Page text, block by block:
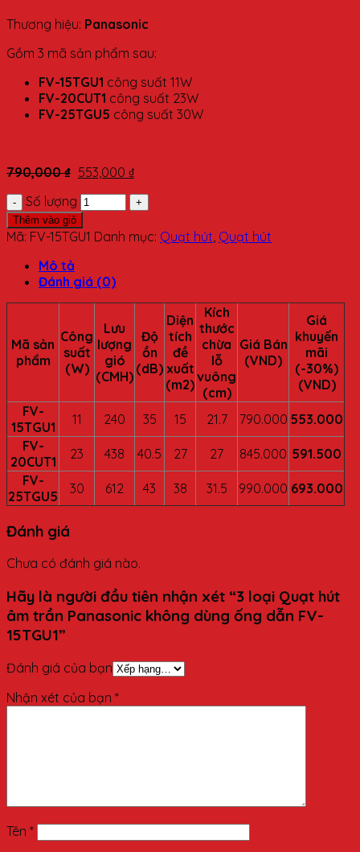
Thương hiệu: Panasonic
Gồm 3 mã sản phẩm sau:
FV-15TGU1 công suất 11W
FV-20CUT1 công suất 23W
FV-25TGU5 công suất 30W
790,000₫ 553,000 ₫
Số lượng
Thêm vào giỏ
Mã: FV-15TGU1 Danh mục: Quạt hút Quạt hút
Mô tả
Đánh giá (0)
Mã sản
phẩm
Công
suất
(W)
Lưu
lượng
gió
(CMH)
Độ
ồn
(dB)
Diện
tích
đề
xuất
(m2)
Kích
thước
chừa
lỗ
vuông
(cm)
Giá Bán
(VND)
Giá
khuyến
mãi
(-30%)
(VND)
FV-
15TGU1
11 240 35 15 21.7 790.000 553.000
FV-
20CUT1
23 438 40.5 27 27 845.000 591.500
FV-
25TGU5
30 612 43 38 31.5 990.000 693.000
Đánh giá
Chưa có đánh giá nào.
Hãy là người đầu tiên nhận xét “3 loại Quạt hút
âm trần Panasonic không dùng ống dẫn FV-
15TGU1”
Đánh giá của bạn
Nhận xét của bạn *
Tên *